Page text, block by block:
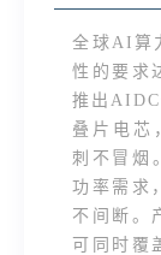
全球AI算
性的要求
推出
叠片电芯
刺不冒烟
功率需求
不间断。
可同时覆